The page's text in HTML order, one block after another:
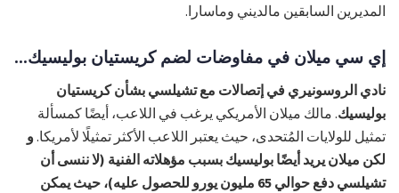
المديرين السابقين مالديني وماسارا.
إي سي ميلان في مفاوضات لضم كريستيان بوليسيك...
نادي الروسونيري في إتصالات مع تشيلسي بشأن كريستيان
بوليسيك. مالك ميلان الأمريكي يرغب في اللاعب، أيضًا كمسألة
تمثيل للولايات المُتحدى، حيث يعتبر اللاعب الأكثر تمثيلًا لأمريكا.و
لكن ميلان يريد أيضًا بوليسيك بسبب مؤهلاته الفنية (لا ننسى أن
تشيلسي دفع حوالي 65 مليون يورو للحصول عليه)، حيث يمكن